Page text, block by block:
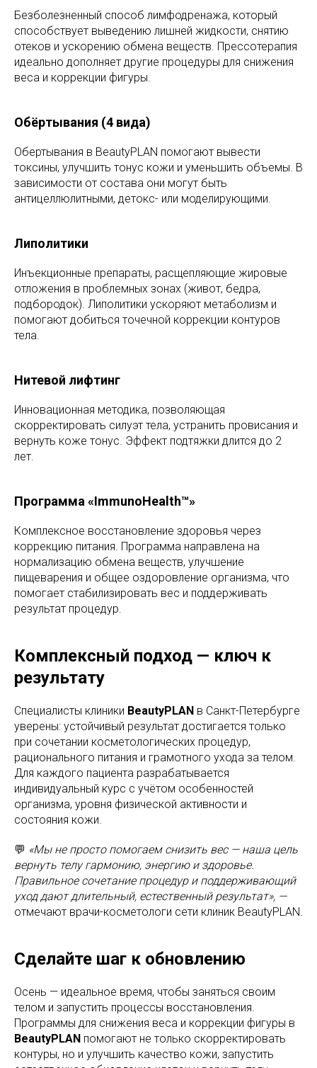
Безболезненный способ лимфодренажа, который
способствует выведению лишней жидкости, снятию
отеков и ускорению обмена веществ. Прессотерапия
идеально дополняет другие процедуры для снижения
веса и коррекции фигуры.
Обёртывания (4 вида)
Обертывания в BeautyPLAN помогают вывести
токсины, улучшить тонус кожи и уменьшить объемы. В
зависимости от состава они могут быть
антицеллюлитными, детокс- или моделирующими.
Липолитики
Инъекционные препараты, расщепляющие жировые
отложения в проблемных зонах (живот, бедра,
подбородок). Липолитики ускоряют метаболизм и
помогают добиться точечной коррекции контуров
тела.
Нитевой лифтинг
Инновационная методика, позволяющая
скорректировать силуэт тела, устранить провисания и
вернуть коже тонус. Эффект подтяжки длится до 2
лет.
Программа «ImmunoHealth™»
Комплексное восстановление здоровья через
коррекцию питания. Программа направлена на
нормализацию обмена веществ, улучшение
пищеварения и общее оздоровление организма, что
помогает стабилизировать вес и поддерживать
результат процедур.
Комплексный подход — ключ к
результату
Специалисты клиники BeautyPLAN в Санкт-Петербурге
уверены: устойчивый результат достигается только
при сочетании косметологических процедур,
рационального питания и грамотного ухода за телом.
Для каждого пациента разрабатывается
индивидуальный курс с учётом особенностей
организма, уровня физической активности и
состояния кожи.
💬 «Мы не просто помогаем снизить вес — наша цель
вернуть телу гармонию, энергию и здоровье.
Правильное сочетание процедур и поддерживающий
уход дают длительный, естественный результат», —
отмечают врачи-косметологи сети клиник BeautyPLAN.
Сделайте шаг к обновлению
Осень — идеальное время, чтобы заняться своим
телом и запустить процессы восстановления.
Программы для снижения веса и коррекции фигуры в
BeautyPLAN помогают не только скорректировать
контуры, но и улучшить качество кожи, запустить